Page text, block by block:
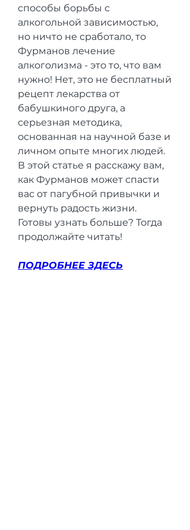
способы борьбы с
алкогольной зависимостью,
но ничто не сработало, то
Фурманов лечение
алкоголизма - это то, что вам
нужно! Нет, это не бесплатный
рецепт лекарства от
бабушкиного друга, а
серьезная методика,
основанная на научной базе и
личном опыте многих людей.
В этой статье я расскажу вам,
как Фурманов может спасти
вас от пагубной привычки и
вернуть радость жизни.
Готовы узнать больше? Тогда
продолжайте читать!
ПОДРОБНЕЕ ЗДЕСЬ